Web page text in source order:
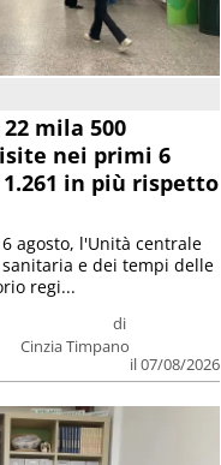
mila 500
nei primi 6
in più rispetto
di
Cinzia Timpano
il 07/08/2026
agosto, l'Unità centrale
sanitaria e dei tempi delle
regi...